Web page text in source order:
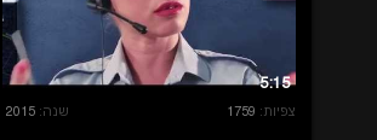
5:15
צפיות: 1759 שנה: 2015